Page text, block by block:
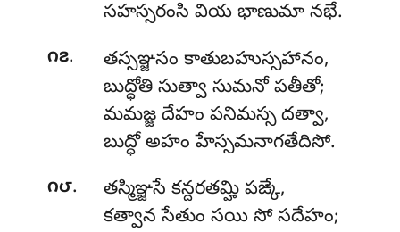
సహస్సరంసి వియ భాణుమా నభే.
౧౭.
తస్సఞ్జసం కాతుబహుస్సహానం,
బుద్ధోతి సుత్వా సుమనో పతీతో;
మమజ్జ దేహం పనిమస్స దత్వా,
బుద్ధో అహం హేస్సమనాగతేదిసో.
౧౮.
తస్మిఞ్జసే కన్దరతమ్హి పఙ్కే,
కత్వాన సేతుం సయి సో సదేహం;